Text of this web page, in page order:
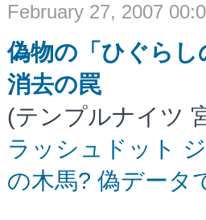
February 27, 2007
偽物の「ひぐら
消去の罠
(テンプルナイツ
ラッシュドット
の木馬? 偽データ